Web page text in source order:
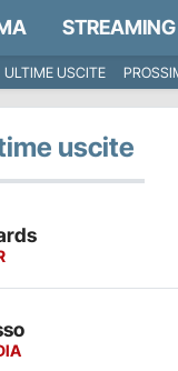
STREAMING
ULTIME USCITE
uscite